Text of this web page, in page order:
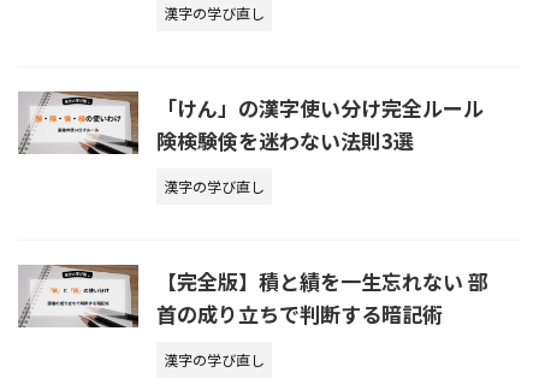
漢字の学び直し
「けん」の漢字使い分け完全ルール
険検験倹を迷わない法則3選
漢字の学び直し
【完全版】積と績を一生忘れない 部
首の成り立ちで判断する暗記術
漢字の学び直し